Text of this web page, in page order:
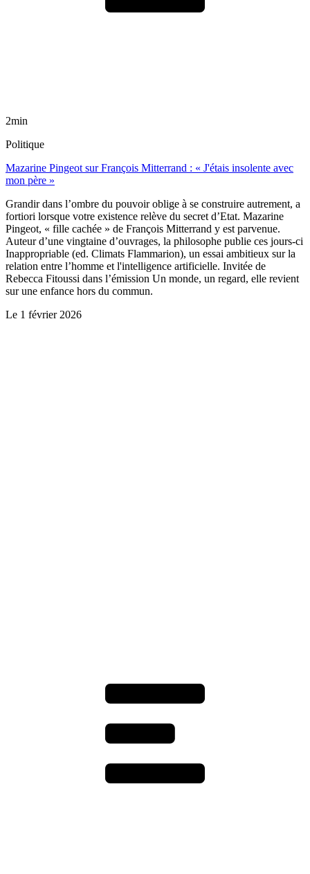
2min
Politique
Mazarine Pingeot sur François Mitterrand : « J'étais insolente avec
mon père »
Grandir dans l’ombre du pouvoir oblige à se construire autrement, a
fortiori lorsque votre existence relève du secret d’Etat. Mazarine
Pingeot, « fille cachée » de François Mitterrand y est parvenue.
Auteur d’une vingtaine d’ouvrages, la philosophe publie ces jours-ci
Inappropriable (ed. Climats Flammarion), un essai ambitieux sur la
relation entre l’homme et l'intelligence artificielle. Invitée de
Rebecca Fitoussi dans l’émission Un monde, un regard, elle revient
sur une enfance hors du commun.
Le 1 février 2026